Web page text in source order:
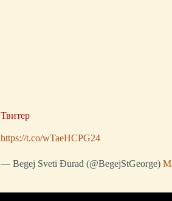
Твитер
https://t.co/wTaeHCPG24
— Begej Sveti Đurađ (@BegejStGeorge)